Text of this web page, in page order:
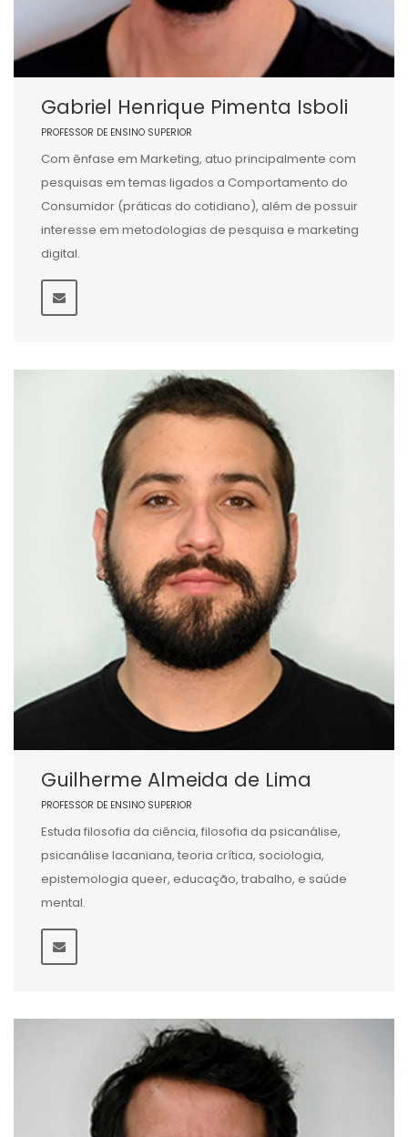
Gabriel Henrique Pimenta Isboli
PROFESSOR DE ENSINO SUPERIOR
Com ênfase em Marketing, atuo principalmente com
pesquisas em temas ligados a Comportamento do
Consumidor (práticas do cotidiano), além de possuir
interesse em metodologias de pesquisa e marketing
digital.
Guilherme Almeida de Lima
PROFESSOR DE ENSINO SUPERIOR
Estuda filosofia da ciência, filosofia da psicanálise,
psicanálise lacaniana, teoria crítica, sociologia,
epistemologia queer, educação, trabalho, e saúde
mental.